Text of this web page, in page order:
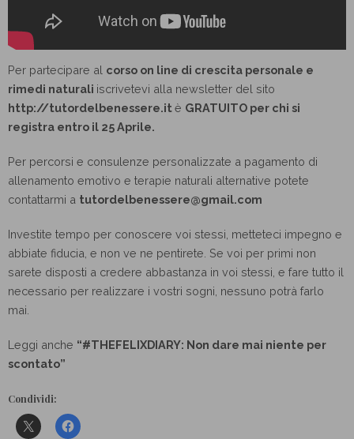
Per partecipare al corso on line di crescita personale e
rimedi naturali iscrivetevi alla newsletter del sito
http://tutordelbenessere.itè GRATUITO per chi si
registra entro il 25 Aprile.
Per percorsi e consulenze personalizzate a pagamento di
allenamento emotivo e terapie naturali alternative potete
contattarmi a tutordelbenessere@gmail.com
Investite tempo per conoscere voi stessi, metteteci impegno e
abbiate fiducia, e non ve ne pentirete. Se voi per primi non
sarete disposti a credere abbastanza in voi stessi, e fare tutto il
necessario per realizzare i vostri sogni, nessuno potrà farlo
mai.
Leggi anche “#THEFELIXDIARY: Non dare mai niente per
scontato”
Condividi: